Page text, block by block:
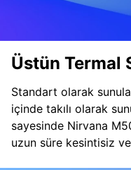
Üstün Termal
Standart olarak
içinde takılı olarak
sayesinde Nirvana
uzun süre kesintisiz